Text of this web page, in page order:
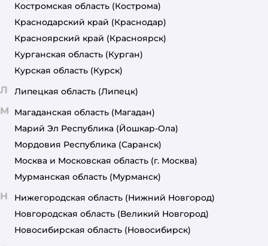
Костромская область (Кострома)
Краснодарский край (Краснодар)
Красноярский край (Красноярск)
Курганская область (Курган)
Курская область (Курск)
Л Липецкая область (Липецк)
М Магаданская область (Магадан)
Марий Эл Республика (Йошкар-Ола)
Мордовия Республика (Саранск)
Москва и Московская область (г. Москва)
Мурманская область (Мурманск)
Н Нижегородская область (Нижний Новгород)
Новгородская область (Великий Новгород)
Новосибирская область (Новосибирск)